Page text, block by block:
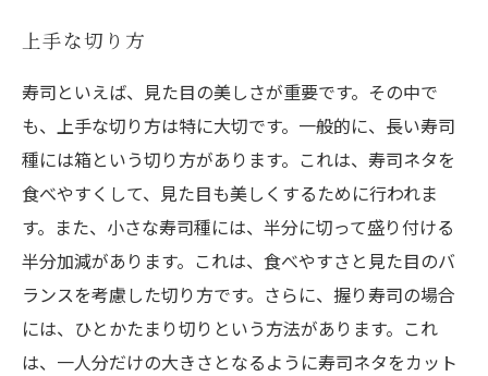
上手な切り方
寿司といえば、見た目の美しさが重要です。その中で
も、上手な切り方は特に大切です。一般的に、長い寿司
種には箱という切り方があります。これは、寿司ネタを
食べやすくして、見た目も美しくするために行われま
す。また、小さな寿司種には、半分に切って盛り付ける
半分加減があります。これは、食べやすさと見た目のバ
ランスを考慮した切り方です。さらに、握り寿司の場合
には、ひとかたまり切りという方法があります。これ
は、一人分だけの大きさとなるように寿司ネタをカット